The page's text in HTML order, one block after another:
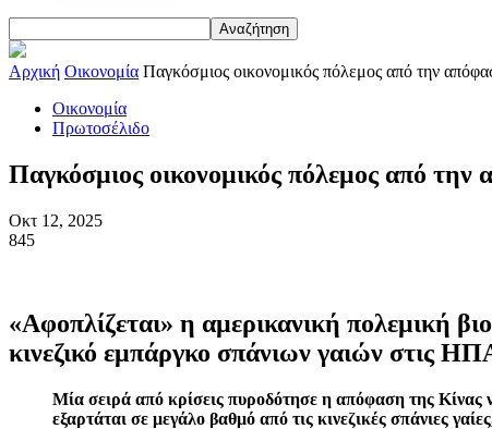
Αρχική Οικονομία Παγκόσμιος οικονομικός πόλεμος από την
Οικονομία
Πρωτοσέλιδο
Παγκόσμιος οικονομικός πόλεμος από
Οκτ 12, 2025
845
«Αφοπλίζεται» η αμερικανική πολεμική
κινεζικό εμπάργκο σπάνιων γαιών στις
Μία σειρά από κρίσεις πυροδότησε η απόφαση της
εξαρτάται σε μεγάλο βαθμό από τις κινεζικές σπάνιες